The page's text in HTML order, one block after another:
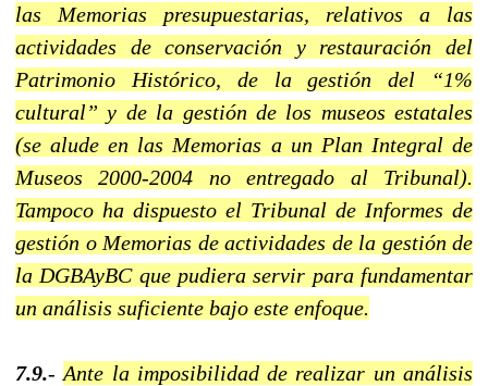
las Memorias presupuestarias, relativos a las
actividades de conservación y restauración del
Patrimonio Histórico, de la gestión del “1%
cultural” y de la gestión de los museos estatales
(se alude en las Memorias a un Plan Integral de
Museos 2000-2004 no entregado al Tribunal).
Tampoco ha dispuesto el Tribunal de Informes de
gestión o Memorias de actividades de la gestión de
la DGBAyBC que pudiera servir para fundamentar
un análisis suficiente bajo este enfoque.
7.9.-Ante la imposibilidad de realizar un análisis